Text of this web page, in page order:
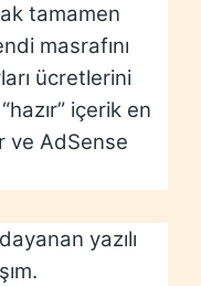
tamamen
masrafını
ücretlerini
içerik en
ve AdSense
yazılı